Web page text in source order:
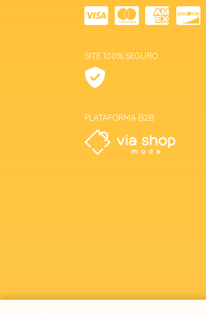
SITE 100% SEGURO
PLATAFORMA B2B